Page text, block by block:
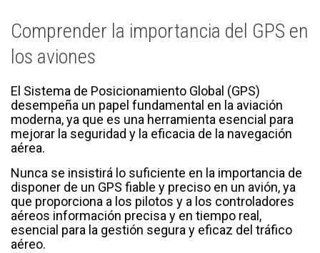
Comprender la importancia del GPS en
los aviones
El Sistema de Posicionamiento Global (GPS)
desempeña un papel fundamental en la aviación
moderna, ya que es una herramienta esencial para
mejorar la seguridad y la eficacia de la navegación
aérea.
Nunca se insistirá lo suficiente en la importancia de
disponer de un GPS fiable y preciso en un avión, ya
que proporciona a los pilotos y a los controladores
aéreos información precisa y en tiempo real,
esencial para la gestión segura y eficaz del tráfico
aéreo.